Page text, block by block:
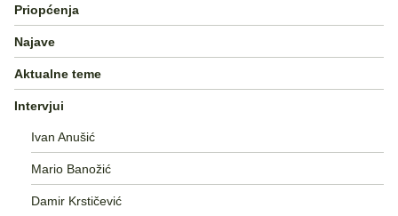
Priopćenja
Najave
Aktualne teme
Intervjui
Ivan Anušić
Mario Banožić
Damir Krstičević